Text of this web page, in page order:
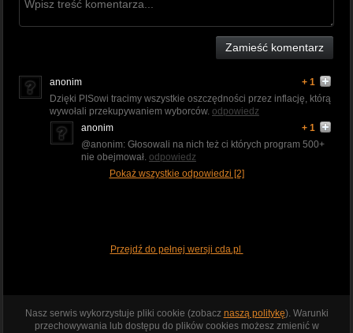
Zamieść komentarz
anonim
+ 1
Dzięki PISowi tracimy wszystkie oszczędności przez inflację, którą
wywołali przekupywaniem wyborców. odpowiedz
anonim
+ 1
@anonim: Głosowali na nich też ci których program 500+
nie obejmował. odpowiedz
Pokaż wszystkie odpowiedzi [2]
Przejdź do pełnej wersji cda.pl
Nasz serwis wykorzystuje pliki cookie (zobacz naszą politykę). Warunki
przechowywania lub dostępu do plików cookies możesz zmienić w